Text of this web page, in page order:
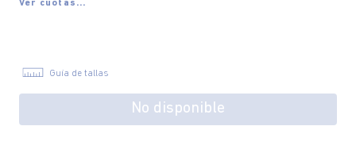
Ver cuotas...
Guía de tallas
No disponible